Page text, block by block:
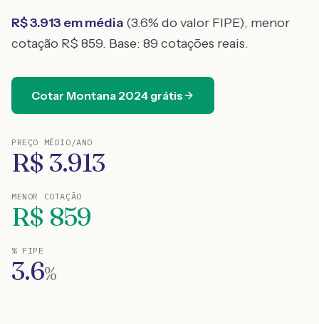
R$3.913 em média (3.6% do valor FIPE), menor
cotação R$ 859. Base: 89 cotações reais.
Cotar Montana 2024 grátis
PREÇO MÉDIO/ANO
R$ 3.913
MENOR COTAÇÃO
R$ 859
% FIPE
3.6%